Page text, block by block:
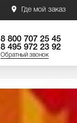
Где мой заказ
8 800 707 25 45
8 495 972 23 92
Обратный звонок